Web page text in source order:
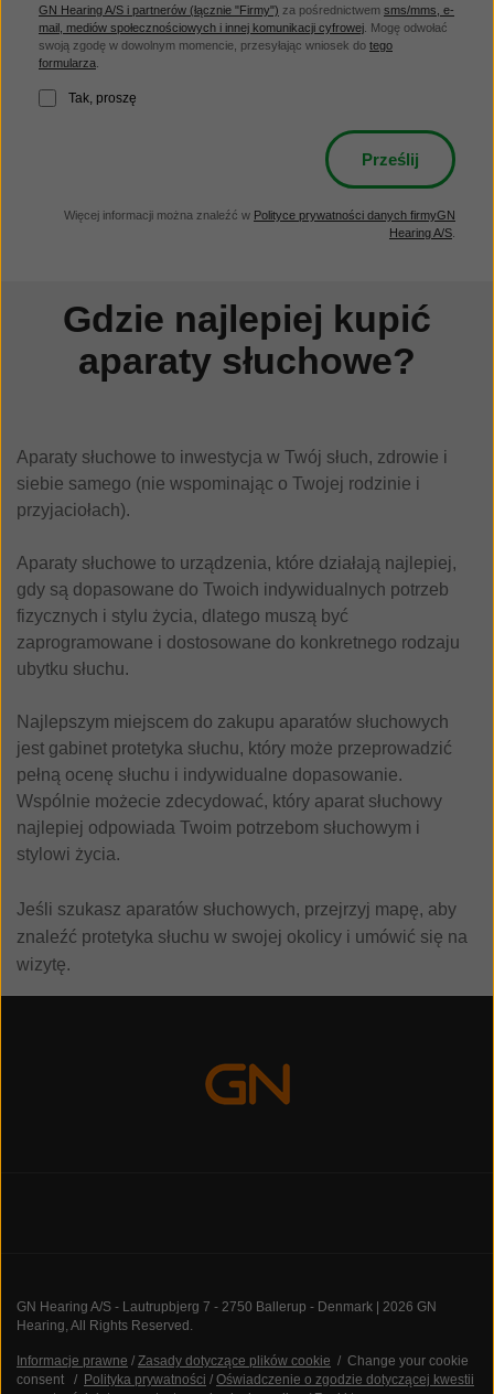
GN Hearing A/S i partnerów (łącznie "Firmy") za pośrednictwem sms/mms, e-
mail, mediów społecznościowych i innej komunikacji cyfrowej . Mogę odwołać
swoją zgodę w dowolnym momencie, przesyłając wniosek do tego
formularza
Tak, proszę
Więcej informacji można znaleźć w Polityce prywatności danych firmyGN
Hearing A/S
Gdzie najlepiej kupić
aparaty słuchowe?
Aparaty słuchowe to inwestycja w Twój słuch, zdrowie i
siebie samego (nie wspominając o Twojej rodzinie i
przyjaciołach).
Aparaty słuchowe to urządzenia, które działają najlepiej,
gdy są dopasowane do Twoich indywidualnych potrzeb
fizycznych i stylu życia, dlatego muszą być
zaprogramowane i dostosowane do konkretnego rodzaju
ubytku słuchu.
Najlepszym miejscem do zakupu aparatów słuchowych
jest gabinet protetyka słuchu, który może przeprowadzić
pełną ocenę słuchu i indywidualne dopasowanie.
Wspólnie możecie zdecydować, który aparat słuchowy
najlepiej odpowiada Twoim potrzebom słuchowym i
stylowi życia.
Jeśli szukasz aparatów słuchowych, przejrzyj mapę, aby
znaleźć protetyka słuchu w swojej okolicy i umówić się na
wizytę.
GN Hearing A/S - Lautrupbjerg 7 - 2750 Ballerup - Denmark | 2026 GN
Hearing, All Rights Reserved.
Informacje prawne / Zasady dotyczące plików cookie / Change your cookie
consent / Polityka prywatności / Oświadczenie o zgodzie dotyczącej kwestii